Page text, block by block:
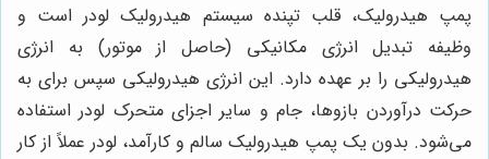
پمپ هیدرولیک، قلب تپنده سیستم هیدرولیک لودر است و
وظیفه تبدیل انرژی مکانیکی (حاصل از موتور) به انرژی
هیدرولیکی را بر عهده دارد. این انرژی هیدرولیکی سپس برای به
حرکت درآوردن بازوها، جام و سایر اجزای متحرک لودر استفاده
می‌شود. بدون یک پمپ هیدرولیک سالم و کارآمد، لودر عملاً از کار